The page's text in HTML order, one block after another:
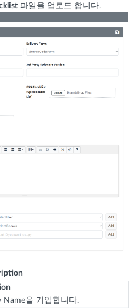
파일을 업로드 합니다.
Name을 기입합니다.